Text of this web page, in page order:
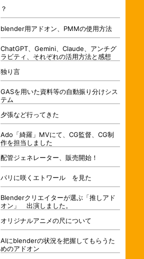
？
blender用アドオン、PMMの使用方法
ChatGPT、Gemini、Claude、アンチグ
ラビティ、それぞれの活用方法と感想
独り言
GASを用いた資料等の自動振り分けシス
テム
夕張など行ってきた
Ado「綺羅」MVにて、CG監督、CG制
作を担当しました
配管ジェネレーター、販売開始！
パリに咲くエトワール を見た
Blenderクリエイターが選ぶ「推しアド
オン」 出演しました。
オリジナルアニメの尺について
AIにblenderの状況を把握してもらうた
めのアドオン